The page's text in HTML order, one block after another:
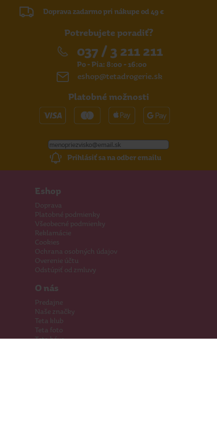
Doprava zadarmo pri nákupe od 49 €
Potrebujete poradiť?
037 / 3 211 211
Po - Pia: 8:00 - 16:00
eshop@tetadrogerie.sk
Platobné možnosti
Prihlásiť sa na odber emailu
Eshop
Doprava
Platobné podmienky
Všeobecné podmienky
Reklamácie
Cookies
Ochrana osobných údajov
Overenie účtu
Odstúpiť od zmluvy
O nás
Predajne
Naše značky
Teta klub
Teta foto
Teta káva